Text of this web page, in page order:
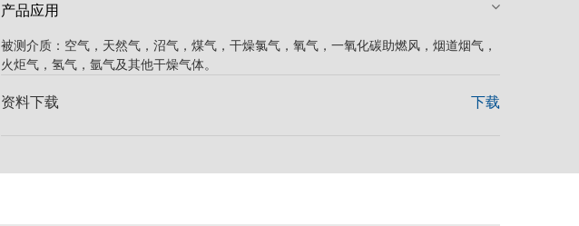
产品应用
被测介质：空气，天然气，沼气，煤气，干燥氯气，氧气，一氧化碳助燃风，烟道烟气，
火炬气，氢气，氩气及其他干燥气体。
资料下载 下载